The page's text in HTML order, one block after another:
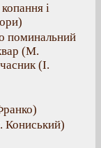
і
поминальний
(М.
(І.
Кониський)